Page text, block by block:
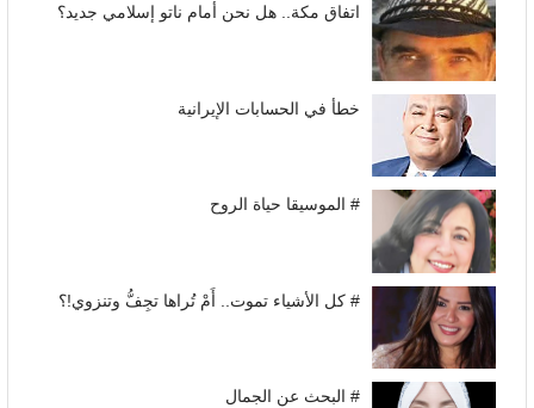
اتفاق مكة.. هل نحن أمام ناتو إسلامي جديد؟
خطأ في الحسابات الإيرانية
# الموسيقا حياة الروح
# كل الأشياء تموت.. أَمْ تُراها تجِفُّ وتنزوي!؟
# البحث عن الجمال